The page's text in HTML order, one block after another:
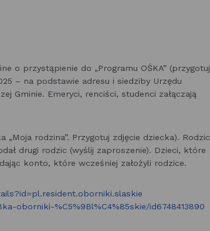
o przystąpienie do „Programu OŚKA” (przygotuj
– na podstawie adresu i siedziby Urzędu
Gminie. Emeryci, renciści, studenci załączają
„Moja rodzina”. Przygotuj zdjęcie dziecka). Rodzic
drugi rodzic (wyślij zaproszenie). Dzieci, które
konto, które wcześniej założyli rodzice.
oborniki-%C5%9Bl%C4%85skie/id6748413890